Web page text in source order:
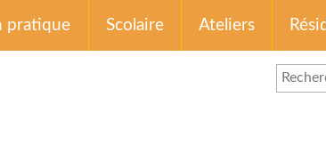
pratique Scolaire Ateliers